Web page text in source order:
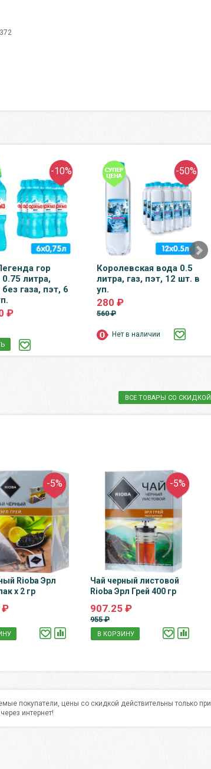
-10%
гор
литра,
газа, пэт, 6
₽
-50%
Королевская вода 0.5
литра, газ, пэт, 12 шт. в
уп.
280 ₽
560 ₽
Нет в наличии
ВСЕ ТОВАРЫ СО СКИДКОЙ
-5%
Rioba Эрл
х 2 гр
₽
-5%
Чай черный листовой
Rioba Эрл Грей 400 гр
907.25 ₽
955 ₽
В КОРЗИНУ
покупатели, цены со скидкой действительны только при
интернет!